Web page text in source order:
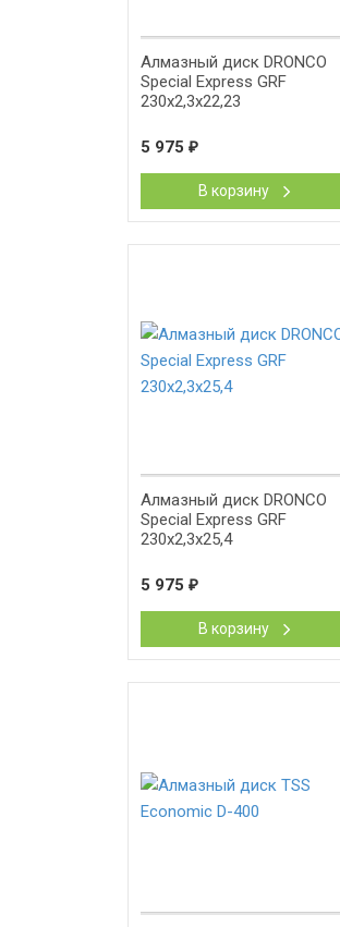
Алмазный диск DRONCO
Special Express GRF
230x2,3x22,23
5 975 ₽
В корзину
Алмазный диск DRONCO
Special Express GRF
230x2,3x25,4
5 975 ₽
В корзину